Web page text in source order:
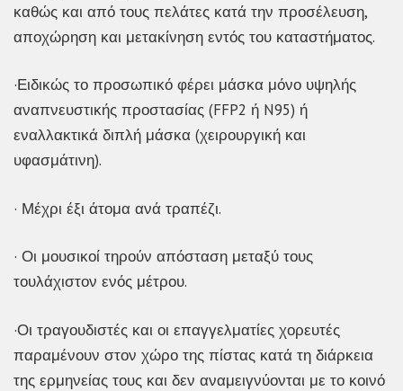
καθώς και από τους πελάτες κατά την προσέλευση,
αποχώρηση και μετακίνηση εντός του καταστήματος.
·Ειδικώς το προσωπικό φέρει μάσκα μόνο υψηλής
αναπνευστικής προστασίας (FFP2 ή N95) ή
εναλλακτικά διπλή μάσκα (χειρουργική και
υφασμάτινη).
· Μέχρι έξι άτομα ανά τραπέζι.
· Οι μουσικοί τηρούν απόσταση μεταξύ τους
τουλάχιστον ενός μέτρου.
·Οι τραγουδιστές και οι επαγγελματίες χορευτές
παραμένουν στον χώρο της πίστας κατά τη διάρκεια
της ερμηνείας τους και δεν αναμειγνύονται με το κοινό